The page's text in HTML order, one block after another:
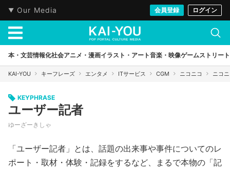
Our Media 会員登録 ログイン
本・文芸情報化社会アニメ・漫画イラスト・アート音楽・映像ゲームストリート
KAI-YOU キーフレーズ エンタメ ITサービス CGM ニコニコ ニコ
KEYPHRASE
ユーザー記者
ゆーざーきしゃ
「ユーザー記者」とは、話題の出来事や事件についてのレ
ポート・取材・体験・記録をするなど、まるで本物の「記